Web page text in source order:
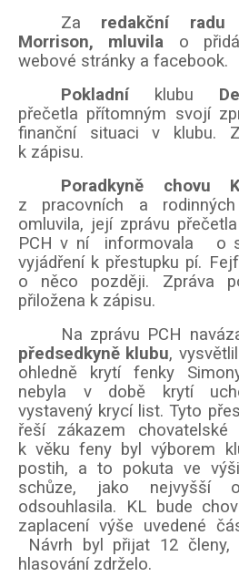
Za redakční radu
Morrison, mluvila o
webové stránky a facebook.
Pokladní klubu
přečetla přítomným svojí
finanční situaci v klubu.
k zápisu.
Poradkyně chovu
z pracovních a
omluvila, její zprávu
PCH v ní informovala o
vyjádření k přestupku pí.
o něco později. Zpráva
přiložena k zápisu.
Na zprávu PCH
předsedkyně klubu,
ohledně krytí fenky
nebyla v době krytí
vystavený krycí list. Tyto
řeší zákazem chovatelské
k věku feny byl výborem
postih, a to pokuta ve
schůze, jako nejvyšší
odsouhlasila. KL bude
zaplacení výše uvedené
Návrh byl přijat 12
hlasování zdrželo.